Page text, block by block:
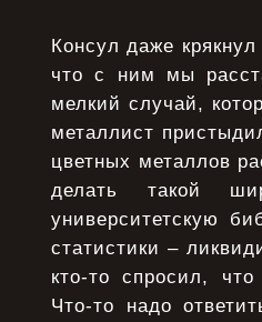
Консул даже
что с ним мы
мелкий случай,
металлист
цветных металлов
делать такой
университетскую
статистики –
кто-то спросил,
Что-то надо